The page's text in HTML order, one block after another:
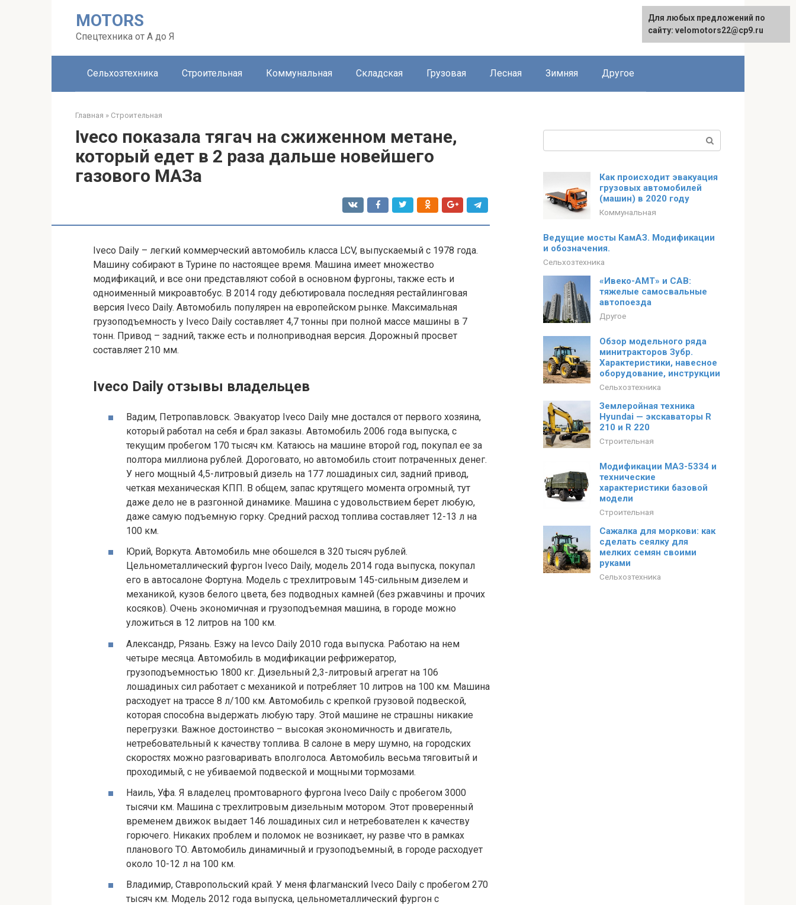
MOTORS
Спецтехника от А до Я
Сельхозтехника Строительная Коммунальная Складская Грузовая Лесная Зимняя Другое
Главная » Строительная
Iveco показала тягач на сжиженном метане,
который едет в 2 раза дальше новейшего
газового МАЗа
Iveco Daily – легкий коммерческий автомобиль класса LCV, выпускаемый с 1978 года.
Машину собирают в Турине по настоящее время. Машина имеет множество
модификаций, и все они представляют собой в основном фургоны, также есть и
одноименный микроавтобус. В 2014 году дебютировала последняя рестайлинговая
версия Iveco Daily. Автомобиль популярен на европейском рынке. Максимальная
грузоподъемность у Iveco Daily составляет 4,7 тонны при полной массе машины в 7
тонн. Привод – задний, также есть и полноприводная версия. Дорожный просвет
составляет 210 мм.
Iveco Daily отзывы владельцев
Вадим, Петропавловск. Эвакуатор Iveco Daily мне достался от первого хозяина,
который работал на себя и брал заказы. Автомобиль 2006 года выпуска, с
текущим пробегом 170 тысяч км. Катаюсь на машине второй год, покупал ее за
полтора миллиона рублей. Дороговато, но автомобиль стоит потраченных денег.
У него мощный 4,5-литровый дизель на 177 лошадиных сил, задний привод,
четкая механическая КПП. В общем, запас крутящего момента огромный, тут
даже дело не в разгонной динамике. Машина с удовольствием берет любую,
даже самую подъемную горку. Средний расход топлива составляет 12-13 л на
100 км.
Юрий, Воркута. Автомобиль мне обошелся в 320 тысяч рублей.
Цельнометаллический фургон Iveco Daily, модель 2014 года выпуска, покупал
его в автосалоне Фортуна. Модель с трехлитровым 145-сильным дизелем и
механикой, кузов белого цвета, без подводных камней (без ржавчины и прочих
косяков). Очень экономичная и грузоподъемная машина, в городе можно
уложиться в 12 литров на 100 км.
Александр, Рязань. Езжу на Ievco Daily 2010 года выпуска. Работаю на нем
четыре месяца. Автомобиль в модификации рефрижератор,
грузоподъемностью 1800 кг. Дизельный 2,3-литровый агрегат на 106
лошадиных сил работает с механикой и потребляет 10 литров на 100 км. Машина
расходует на трассе 8 л/100 км. Автомобиль с крепкой грузовой подвеской,
которая способна выдержать любую тару. Этой машине не страшны никакие
перегрузки. Важное достоинство – высокая экономичность и двигатель,
нетребовательный к качеству топлива. В салоне в меру шумно, на городских
скоростях можно разговаривать вполголоса. Автомобиль весьма тяговитый и
проходимый, с не убиваемой подвеской и мощными тормозами.
Наиль, Уфа. Я владелец промтоварного фургона Iveco Daily с пробегом 3000
тысячи км. Машина с трехлитровым дизельным мотором. Этот проверенный
временем движок выдает 146 лошадиных сил и нетребователен к качеству
горючего. Никаких проблем и поломок не возникает, ну разве что в рамках
планового ТО. Автомобиль динамичный и грузоподъемный, в городе расходует
около 10-12 л на 100 км.
Владимир, Ставропольский край. У меня флагманский Iveco Daily с пробегом 270
тысяч км. Модель 2012 года выпуска, цельнометаллический фургон с
Как происходит эвакуация
грузовых автомобилей
(машин) в 2020 году
Коммунальная
Ведущие мосты КамАЗ. Модификации
и обозначения.
Сельхозтехника
«Ивеко-АМТ» и САВ:
тяжелые самосвальные
автопоезда
Другое
Обзор модельного ряда
минитракторов Зубр.
Характеристики, навесное
оборудование, инструкции
Сельхозтехника
Землеройная техника
Hyundai — экскаваторы R
210 и R 220
Строительная
Модификации МАЗ-5334 и
технические
характеристики базовой
модели
Строительная
Сажалка для моркови: как
сделать сеялку для
мелких семян своими
руками
Сельхозтехника
Для любых предложений по
сайту: velomotors22@cp9.ru